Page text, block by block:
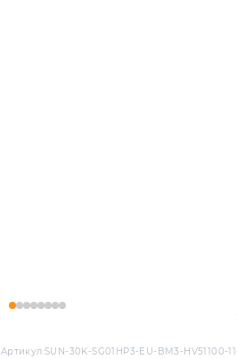
Артикул:SUN-30K-SG01HP3-EU-BM3-HV51100-